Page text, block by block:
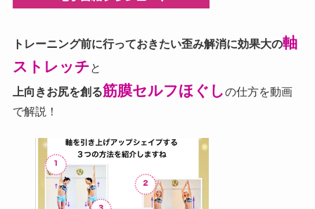
トレーニング前に行っておきたい歪み解消に効果大の軸
ストレッチと
上向きお尻を創る筋膜セルフほぐしの仕方を動画
で解説！